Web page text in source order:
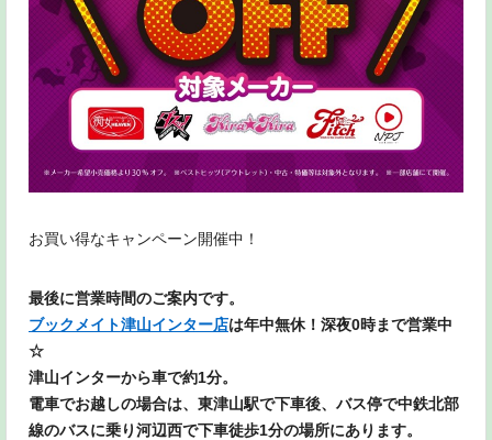
お買い得なキャンペーン開催中！
最後に営業時間のご案内です。
ブックメイト津山インター店は年中無休！深夜0時まで営業中
☆
津山インターから車で約1分。
電車でお越しの場合は、東津山駅で下車後、バス停で中鉄北部
線のバスに乗り河辺西で下車徒歩1分の場所にあります。